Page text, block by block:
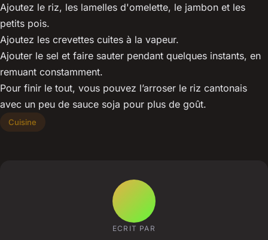
Ajoutez le riz, les lamelles d'omelette, le jambon et les
petits pois.
Ajoutez les crevettes cuites à la vapeur.
Ajouter le sel et faire sauter pendant quelques instants, en
remuant constamment.
Pour finir le tout, vous pouvez l’arroser le riz cantonais
avec un peu de sauce soja pour plus de goût.
Cuisine
ECRIT PAR